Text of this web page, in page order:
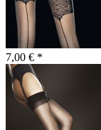
7,00 € *